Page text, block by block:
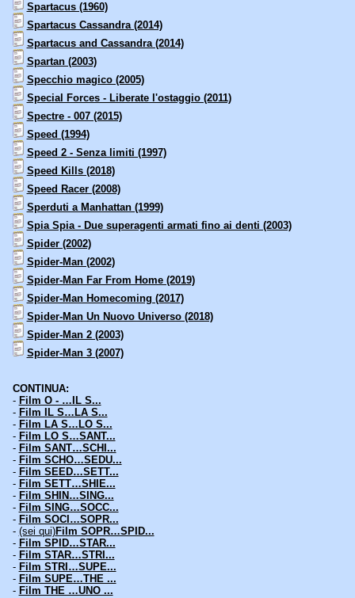
Spartacus (1960)
Spartacus Cassandra (2014)
Spartacus and Cassandra (2014)
Spartan (2003)
Specchio magico (2005)
Special Forces - Liberate l'ostaggio (2011)
Spectre - 007 (2015)
Speed (1994)
Speed 2 - Senza limiti (1997)
Speed Kills (2018)
Speed Racer (2008)
Sperduti a Manhattan (1999)
Spia Spia - Due superagenti armati fino ai denti (2003)
Spider (2002)
Spider-Man (2002)
Spider-Man Far From Home (2019)
Spider-Man Homecoming (2017)
Spider-Man Un Nuovo Universo (2018)
Spider-Man 2 (2003)
Spider-Man 3 (2007)
CONTINUA:
- Film O - …IL S...
- Film IL S…LA S...
- Film LA S…LO S...
- Film LO S…SANT...
- Film SANT…SCHI...
- Film SCHO…SEDU...
- Film SEED…SETT...
- Film SETT…SHIE...
- Film SHIN…SING...
- Film SING…SOCC...
- Film SOCI…SOPR...
- (sei qui)Film SOPR…SPID...
- Film SPID…STAR...
- Film STAR…STRI...
- Film STRI…SUPE...
- Film SUPE…THE ...
- Film THE …UNO ...